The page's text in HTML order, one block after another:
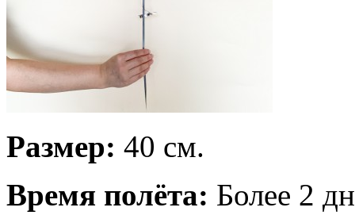
Размер: 40 см.
Время полёта: Более 2